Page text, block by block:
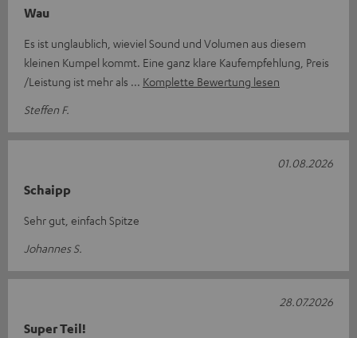
Wau
Es ist unglaublich, wieviel Sound und Volumen aus diesem
kleinen Kumpel kommt. Eine ganz klare Kaufempfehlung, Preis
/Leistung ist mehr als
Komplette Bewertung lesen
Steffen F.
Schaipp
Sehr gut, einfach Spitze
Johannes S.
01.08.2026
Super Teil!
28.07.2026